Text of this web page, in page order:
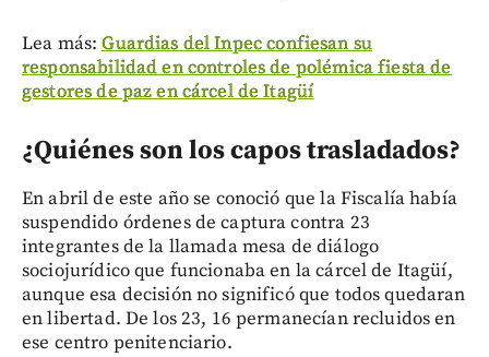
Lea más:Guardias del Inpec confiesan su
responsabilidad en controles de polémica fiesta de
gestores de paz en cárcel de Itagüí
¿Quiénes son los capos trasladados?
En abril de este año se conoció que la Fiscalía había
suspendido órdenes de captura contra 23
integrantes de la llamada mesa de diálogo
sociojurídico que funcionaba en la cárcel de Itagüí,
aunque esa decisión no significó que todos quedaran
en libertad. De los 23, 16 permanecían recluidos en
ese centro penitenciario.